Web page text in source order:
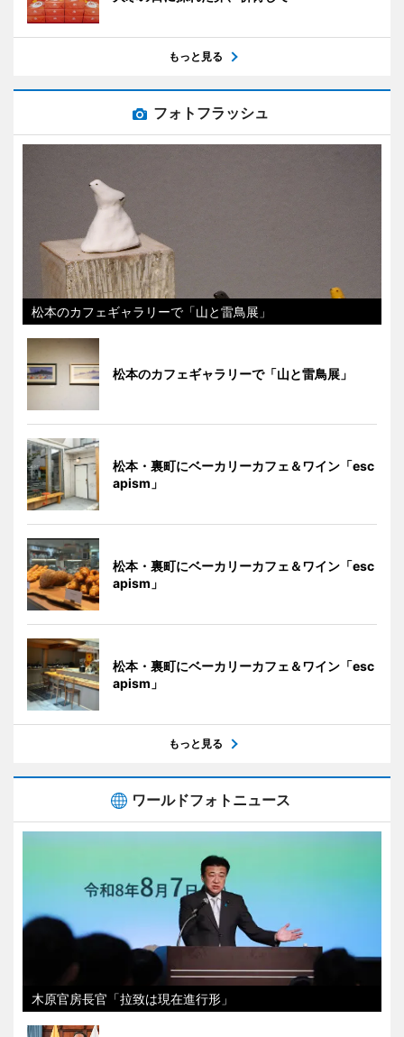
もっと見る
フォトフラッシュ
松本のカフェギャラリーで「山と雷鳥展」
松本のカフェギャラリーで「山と雷鳥展」
松本・裏町にベーカリーカフェ＆ワイン「esc
apism」
松本・裏町にベーカリーカフェ＆ワイン「esc
apism」
松本・裏町にベーカリーカフェ＆ワイン「esc
apism」
もっと見る
ワールドフォトニュース
木原官房長官「拉致は現在進行形」